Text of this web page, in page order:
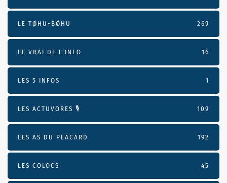
LE TØHU-BØHU 269
LE VRAI DE L’INFO 16
LES 5 INFOS 1
LES ACTUVORES 🎙 109
LES AS DU PLACARD 192
LES COLOCS 45